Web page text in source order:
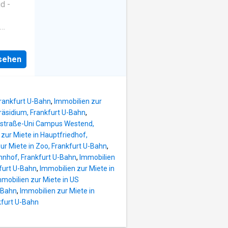
1987
-
der
mit
der
für
ins
U-Bahn, Immobilien zur
Frankfurt U-Bahn,
Uni Campus Westend,
Miete in Hauptfriedhof,
Miete in Zoo, Frankfurt U-Bahn,
Frankfurt U-Bahn, Immobilien
U-Bahn, Immobilien zur Miete in
zur Miete in US
, Immobilien zur Miete in
U-Bahn